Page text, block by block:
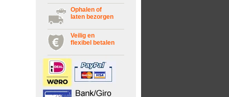
Ophalen of
laten bezorgen
Veilig en
flexibel betalen